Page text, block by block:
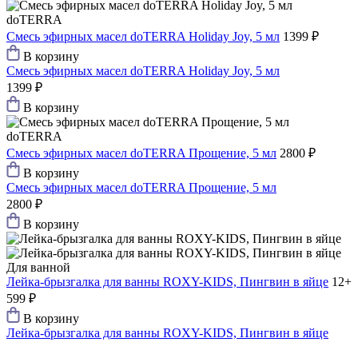
doTERRA
Смесь эфирных масел doTERRA Holiday Joy, 5 мл 1399 ₽
В корзину
Смесь эфирных масел doTERRA Holiday Joy, 5 мл
1399 ₽
В корзину
doTERRA
Смесь эфирных масел doTERRA Прощение, 5 мл 2800 ₽
В корзину
Смесь эфирных масел doTERRA Прощение, 5 мл
2800 ₽
В корзину
Для ванной
Лейка-брызгалка для ванны ROXY-KIDS, Пингвин в яйце 12+
599 ₽
В корзину
Лейка-брызгалка для ванны ROXY-KIDS, Пингвин в яйце